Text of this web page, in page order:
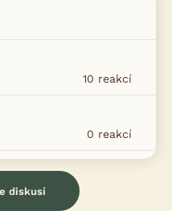
10 reakcí
0 reakcí
diskusí